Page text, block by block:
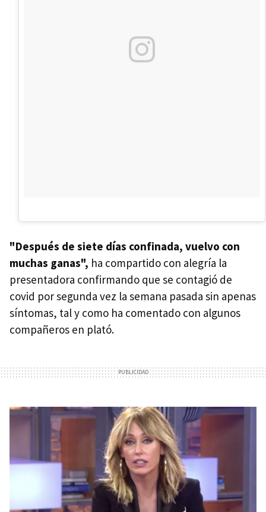
"Después de siete días confinada, vuelvo con
muchas ganas", ha compartido con alegría la
presentadora confirmando que se contagió de
covid por segunda vez la semana pasada sin apenas
síntomas, tal y como ha comentado con algunos
compañeros en plató.